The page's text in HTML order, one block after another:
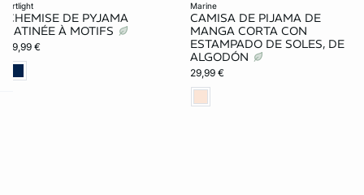
artlight
CHEMISE DE PYJAMA
SATINÉE À MOTIFS
29,99 €
marine
CAMISA DE PIJAMA DE
MANGA CORTA CON
ESTAMPADO DE SOLES, DE
ALGODÓN
29,99 €